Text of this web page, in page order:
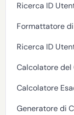
Ricerca ID
Formattatore
Ricerca ID
Calcolatore del
Calcolatore
Generatore di